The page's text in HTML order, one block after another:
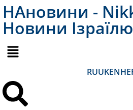
НАновини -
Новини Ізраїлю
RUUKENHE